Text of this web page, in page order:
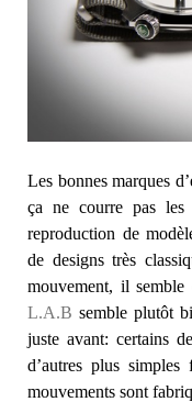
Les bonnes marques
ça ne courre pas
reproduction de
de designs très
mouvement, il
L.A.B semble plutôt
juste avant: certains
d’autres plus
mouvements sont